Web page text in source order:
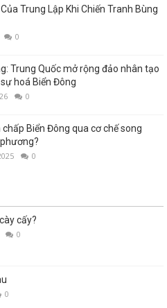
Trung Lập Khi Chiến Tranh Bùng
0
Trung Quốc mở rộng đảo nhân tạo
hoá Biển Đông
0
Biển Đông qua cơ chế song
0
cấy?
0
0